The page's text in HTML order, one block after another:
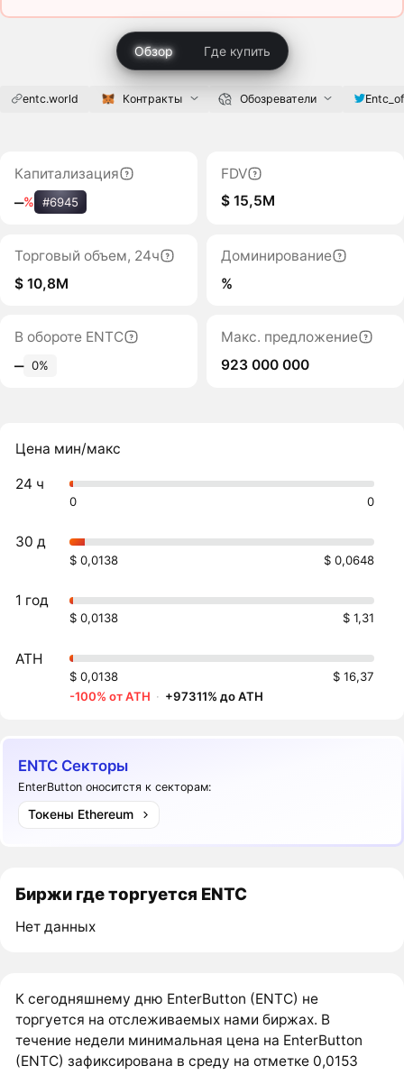
Обзор Где купить
entc.world Контракты Обозреватели
Капитализация
‒% #6945
FDV
$ 15,5M
Торговый объем, 24ч
$ 10,8M
Доминирование
%
В обороте ENTC
‒ 0%
Макс. предложение
923 000 000
Цена мин/макс
24 ч
0 0
30 д
$ 0,0138 $ 0,0648
1 год
$ 0,0138 $ 1,31
ATH
$ 0,0138
$ 16,37
-100% от ATH · +97311% до ATH
ENTC Секторы
EnterButton оноситстя к секторам:
Токены Ethereum
Биржи где торгуется ENTC
Нет данных
К сегодняшнему дню EnterButton (ENTC) не
торгуется на отслеживаемых нами биржах. В
течение недели минимальная цена на EnterButton
(ENTC) зафиксирована в среду на отметке 0,0153